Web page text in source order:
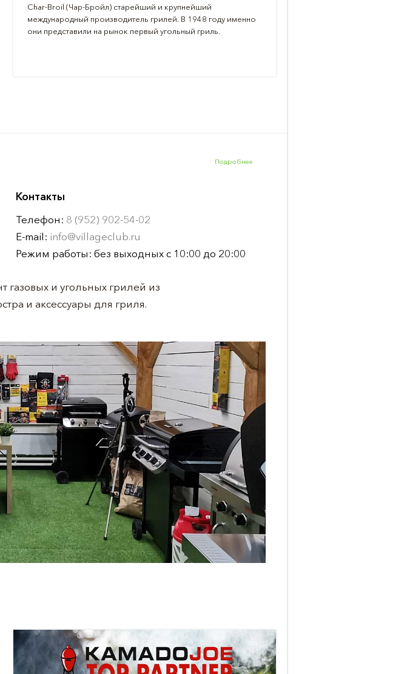
Char-Broil (Чар-Бройл) старейший и крупнейший
международный производитель грилей. В 1948 году именно
они представили на рынок первый угольный гриль.
Подробнее
Контакты
Телефон: 8 (952) 902-54-02
E-mail: info@villageclub.ru
Режим работы: без выходных с 10:00 до 20:00
газовых и угольных грилей из
и аксессуары для гриля.